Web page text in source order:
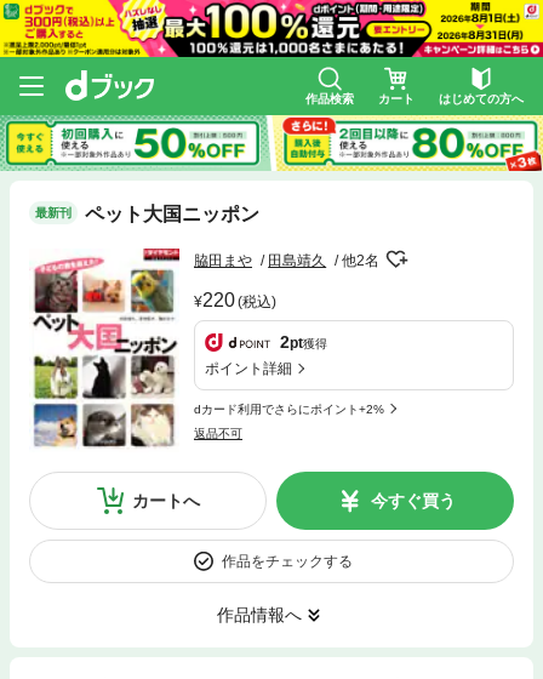
作品検索 カート はじめての方へ
最新刊 ペット大国ニッポン
脇田まや 田島靖久 他2名
220(税込)
2pt獲得
ポイント詳細
dカード利用でさらにポイント+2%
返品不可
カートへ 今すぐ買う
作品をチェックする
作品情報へ